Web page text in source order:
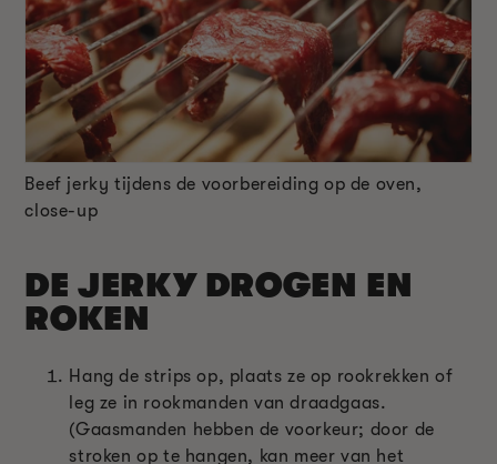
Beef jerky tijdens de voorbereiding op de oven,
close-up
DE JERKY DROGEN EN
ROKEN
Hang de strips op, plaats ze op rookrekken of
leg ze in rookmanden van draadgaas.
(Gaasmanden hebben de voorkeur; door de
stroken op te hangen, kan meer van het